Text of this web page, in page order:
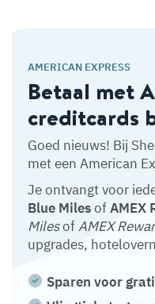
AMERICAN EXPRESS
Betaal met
creditcards
Goed nieuws! Bij
met een American
Je ontvangt voor
Blue MilesofAMEX
MilesofAMEX
upgrades,
Sparen voor